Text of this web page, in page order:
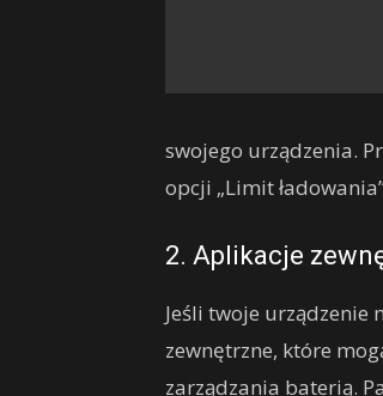
swojego urządzenia.
opcji „Limit
2. Aplikacje
Jeśli twoje
zewnętrzne, które
zarządzania baterią.